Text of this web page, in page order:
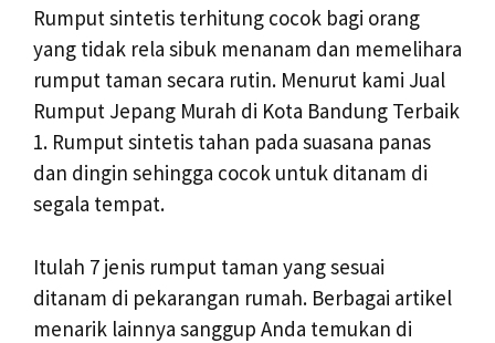
Rumput sintetis terhitung cocok bagi orang
yang tidak rela sibuk menanam dan memelihara
rumput taman secara rutin. Menurut kami Jual
Rumput Jepang Murah di Kota Bandung Terbaik
1. Rumput sintetis tahan pada suasana panas
dan dingin sehingga cocok untuk ditanam di
segala tempat.
Itulah 7 jenis rumput taman yang sesuai
ditanam di pekarangan rumah. Berbagai artikel
menarik lainnya sanggup Anda temukan di